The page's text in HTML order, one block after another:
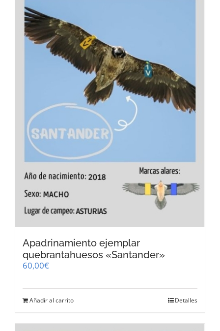
Apadrinamiento ejemplar
quebrantahuesos «Santander»
60,00€
Añadir al carrito Detalles